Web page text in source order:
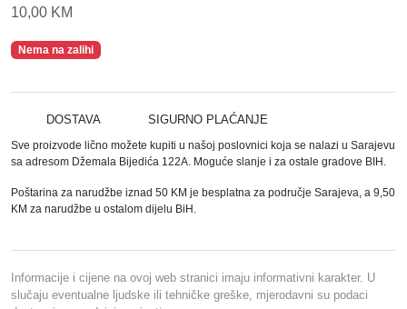
10,00 KM
Nema na zalihi
DOSTAVA SIGURNO PLAĆANJE
Sve proizvode lično možete kupiti u našoj poslovnici koja se nalazi u Sarajevu
sa adresom Džemala Bijedića 122A. Moguće slanje i za ostale gradove BIH.
Poštarina za narudžbe iznad 50 KM je besplatna za područje Sarajeva, a 9,50
KM za narudžbe u ostalom dijelu BiH.
Informacije i cijene na ovoj web stranici imaju informativni karakter. U
slučaju eventualne ljudske ili tehničke greške, mjerodavni su podaci